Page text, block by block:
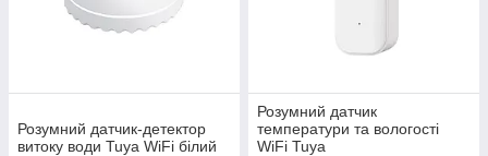
Розумний датчик-детектор
витоку води Tuya WiFi білий
Розумний датчик
температури та вологості
WiFi Tuya